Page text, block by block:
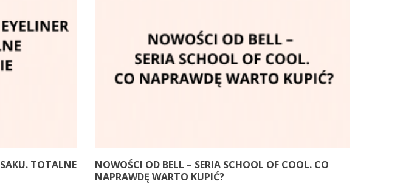
TOTALNE
NOWOŚCI OD BELL – SERIA SCHOOL OF COOL. CO
NAPRAWDĘ WARTO KUPIĆ?